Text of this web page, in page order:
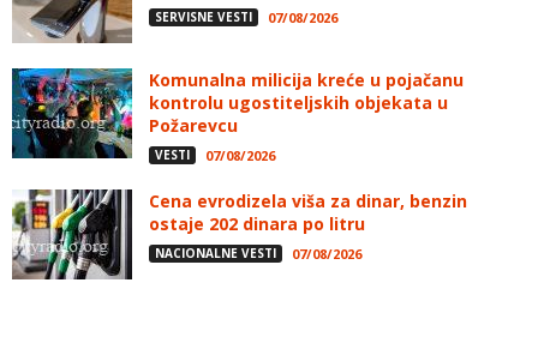
SERVISNE VESTI 07/08/2026
Komunalna milicija kreće u pojačanu
kontrolu ugostiteljskih objekata u
Požarevcu
VESTI 07/08/2026
Cena evrodizela viša za dinar, benzin
ostaje 202 dinara po litru
NACIONALNE VESTI 07/08/2026